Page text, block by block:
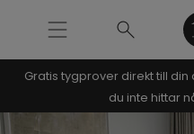
NOOMI x KRISTIN
Gratis tygprover direkt till
du inte hittar